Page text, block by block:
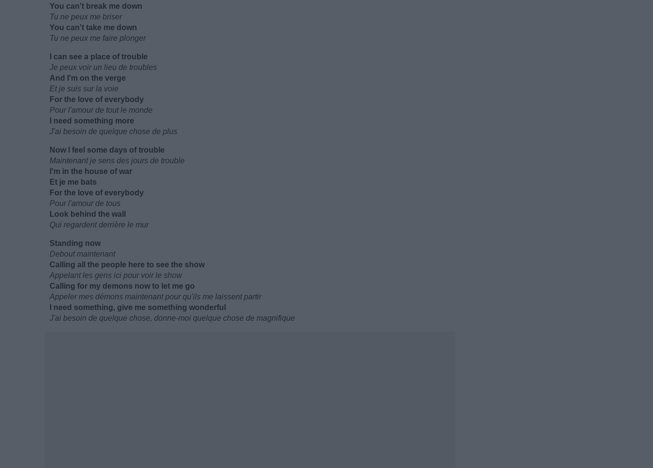
You can't break me down
Tu ne peux me briser
You can't take me down
Tu ne peux me faire plonger
I can see a place of trouble
Je peux voir un lieu de troubles
And I'm on the verge
Et je suis sur la voie
For the love of everybody
Pour l'amour de tout le monde
I need something more
J'ai besoin de quelque chose de plus
Now I feel some days of trouble
Maintenant je sens des jours de trouble
I'm in the house of war
Et je me bats
For the love of everybody
Pour l'amour de tous
Look behind the wall
Qui regardent derrière le mur
Standing now
Debout maintenant
Calling all the people here to see the show
Appelant les gens ici pour voir le show
Calling for my demons now to let me go
Appeler mes démons maintenant pour qu'ils me laissent partir
I need something, give me something wonderful
J'ai besoin de quelque chose, donne-moi quelque chose de magnifique